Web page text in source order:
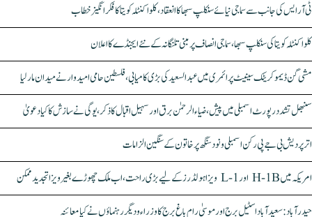
ٹی آر ایس کی جانب سے سماجی نیائے سنکلپ سبھا کا انعقاد، کلواکنٹلہ کویتا کا فکر انگیز خطاب
کلواکنٹلہ کویتا کی سنکلپ سبھا، سماجی انصاف پر مبنی تلنگانہ کے نئے ایجنڈے کا اعلان
مشی گن ڈیموکریٹک سینیٹ پرائمری میں عبدالسعید کی بڑی کامیابی، فلسطین حامی امیدوار نے میدان مار لیا
سنبھل تشدد رپورٹ اسمبلی میں پیش، ضیاء الرحمٰن برق اور سہیل اقبال کا ذکر، یوگی نے سازش کا کیا دعویٰ
اتر پردیش بی جے پی رکن اسمبلی ونود سنگھ پر خاتون کے سنگین الزامات
امریکہ میں H-1B اور L-1 ویزا ہولڈرز کے لیے بڑی راحت، اب ملک چھوڑے بغیر ویزا تجدید ممکن
حیدرآباد: سعیدآباد اسٹیل برج اور موسیٰ رام باغ برج کا وزراء و دیگر رہنماؤں نے کیا معائنہ